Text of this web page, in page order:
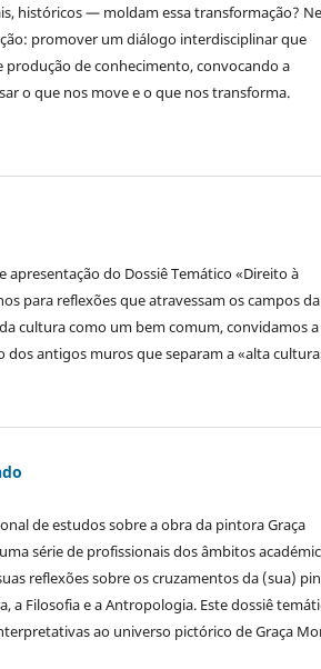
históricos — moldam essa transformação?
promover um diálogo interdisciplinar que
de conhecimento, convocando a
o que nos move e o que nos transforma.
do Dossiê Temático «Direito à
para reflexões que atravessam os campos da
cultura como um bem comum, convidamos a
antigos muros que separam a «alta
de estudos sobre a obra da pintora Graça
série de profissionais dos âmbitos
reflexões sobre os cruzamentos da (sua)
a Filosofia e a Antropologia. Este dossiê
ao universo pictórico de Graça